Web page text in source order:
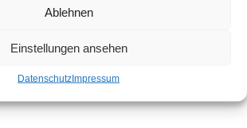
Ablehnen
Einstellungen ansehen
DatenschutzImpressum